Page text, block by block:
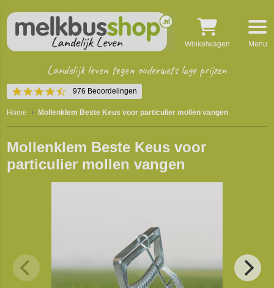
4.5
star
rating
976 Beoordelingen
Landelijk leven tegen ouderwets lage prijzen
Winkelwagen Menu
Home Mollenklem Beste Keus voor particulier mollen vangen
Mollenklem Beste Keus voor
particulier mollen vangen